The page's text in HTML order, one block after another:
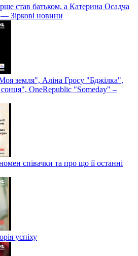
став батьком, а Катерина Осадча
— Зіркові новини
земля", Аліна Гросу "Бджілка",
OneRepublic "Someday" –
співачки та про що її останні
успіху